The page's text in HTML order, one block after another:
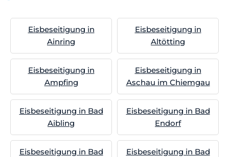
Eisbeseitigung in
Ainring
Eisbeseitigung in
Altötting
Eisbeseitigung in
Ampfing
Eisbeseitigung in
Aschau im Chiemgau
Eisbeseitigung in Bad
Aibling
Eisbeseitigung in Bad
Endorf
Eisbeseitigung in Bad
Eisbeseitigung in Bad